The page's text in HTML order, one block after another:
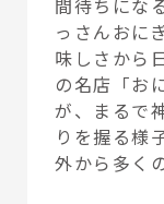
間待ちにな
っさんおに
味しさから
の名店「お
が、まるで
りを握る様
外から多く